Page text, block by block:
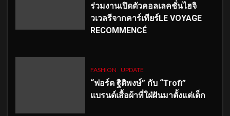
ร่วมงานเปิดตัวคอลเลคชั่นไฮจิ
วเวลรีจากคาร์เทียร์LE VOYAGE
RECOMMENCÉ
FASHION UPDATE
“ฟอร์ด ฐิติพงษ์” กับ “Trofi”
แบรนด์เสื้อผ้าที่ใฝ่ฝันมาตั้งแต่เด็ก